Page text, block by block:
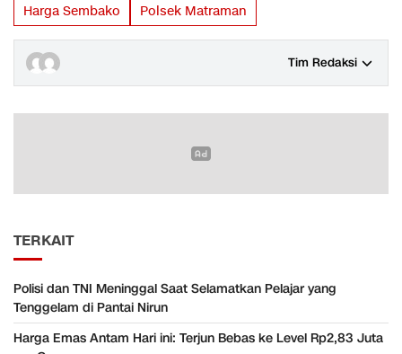
Harga Sembako Polsek Matraman
Tim Redaksi
TERKAIT
Polisi dan TNI Meninggal Saat Selamatkan Pelajar yang
Tenggelam di Pantai Nirun
Harga Emas Antam Hari ini: Terjun Bebas ke Level Rp2,83 Juta